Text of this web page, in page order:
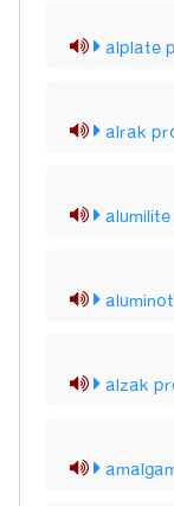
alplate
alrak
alzak